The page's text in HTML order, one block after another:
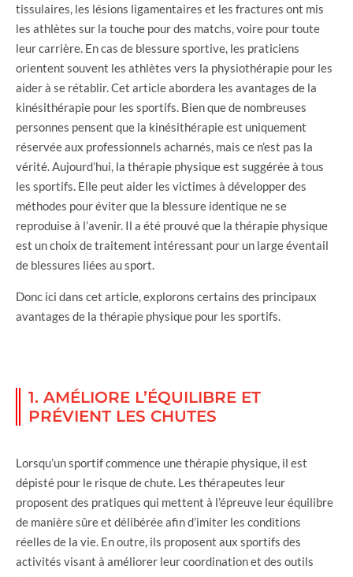
tissulaires, les lésions ligamentaires et les fractures ont mis
les athlètes sur la touche pour des matchs, voire pour toute
leur carrière. En cas de blessure sportive, les praticiens
orientent souvent les athlètes vers la physiothérapie pour les
aider à se rétablir. Cet article abordera les avantages de la
kinésithérapie pour les sportifs. Bien que de nombreuses
personnes pensent que la kinésithérapie est uniquement
réservée aux professionnels acharnés, mais ce n’est pas la
vérité. Aujourd’hui, la thérapie physique est suggérée à tous
les sportifs. Elle peut aider les victimes à développer des
méthodes pour éviter que la blessure identique ne se
reproduise à l’avenir. Il a été prouvé que la thérapie physique
est un choix de traitement intéressant pour un large éventail
de blessures liées au sport.
Donc ici dans cet article, explorons certains des principaux
avantages de la thérapie physique pour les sportifs.
1. AMÉLIORE L’ÉQUILIBRE ET
PRÉVIENT LES CHUTES
Lorsqu’un sportif commence une thérapie physique, il est
dépisté pour le risque de chute. Les thérapeutes leur
proposent des pratiques qui mettent à l’épreuve leur équilibre
de manière sûre et délibérée afin d’imiter les conditions
réelles de la vie. En outre, ils proposent aux sportifs des
activités visant à améliorer leur coordination et des outils